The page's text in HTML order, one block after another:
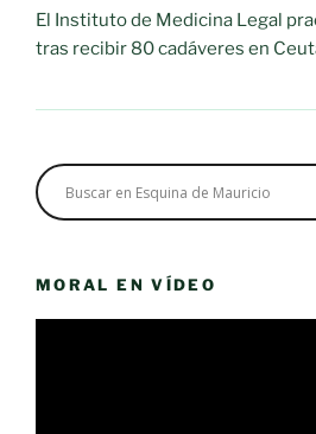
El Instituto de Medicina Legal
tras recibir 80 cadáveres en
MORAL EN VÍDEO